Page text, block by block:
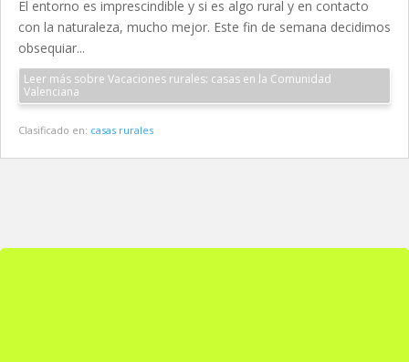
El entorno es imprescindible y si es algo rural y en contacto
con la naturaleza, mucho mejor. Este fin de semana decidimos
obsequiar...
Leer más sobre Vacaciones rurales: casas en la Comunidad
Valenciana
Clasificado en: casas rurales